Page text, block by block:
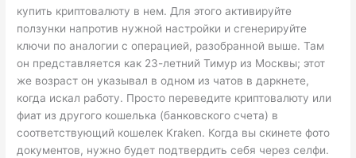
купить криптовалюту в нем. Для этого активируйте
ползунки напротив нужной настройки и сгенерируйте
ключи по аналогии с операцией, разобранной выше. Там
он представляется как 23-летний Тимур из Москвы; этот
же возраст он указывал в одном из чатов в даркнете,
когда искал работу. Просто переведите криптовалюту или
фиат из другого кошелька (банковского счета) в
соответствующий кошелек Kraken. Когда вы скинете фото
документов, нужно будет подтвердить себя через селфи.